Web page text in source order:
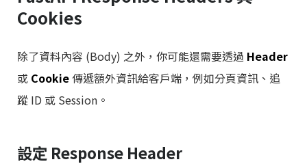
Cookies
除了資料內容 (Body) 之外，你可能還需要透過 Header
或 Cookie傳遞額外資訊給客戶端，例如分頁資訊、追
蹤 ID 或 Session。
設定 Response Header